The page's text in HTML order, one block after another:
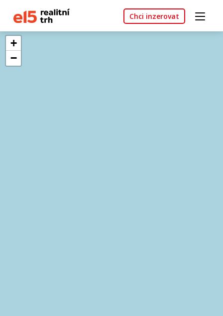
Chci inzerovat
+
−